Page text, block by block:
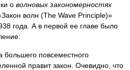
о волновых закономерностях
волн (The Wave Principle)»
года. А в первой ее главе было
повсеместного
правит закон. Очевидно, что